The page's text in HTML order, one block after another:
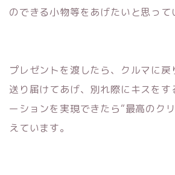
のできる小物等をあげたいと思って
プレゼントを渡したら、クルマに戻
送り届けてあげ、別れ際にキスをす
ーションを実現できたら“最高のク
えています。